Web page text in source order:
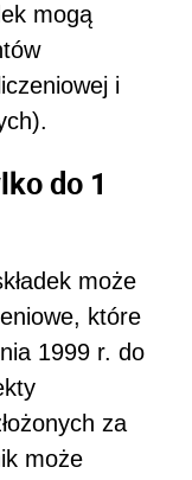
mogą
i
do 1
może
które
1999 r. do
za
może